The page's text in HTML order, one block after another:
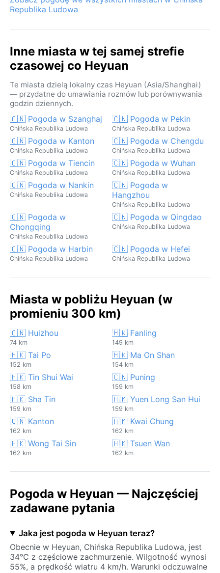
Republika Ludowa
Inne miasta w tej samej strefie
czasowej co Heyuan
Te miasta dzielą lokalny czas Heyuan (Asia/Shanghai)
— przydatne do umawiania rozmów lub porównywania
godzin dziennych.
🇨🇳 Pogoda w Szanghaj
Chińska Republika Ludowa
🇨🇳 Pogoda w Pekin
Chińska Republika Ludowa
🇨🇳 Pogoda w Kanton
Chińska Republika Ludowa
🇨🇳 Pogoda w Chengdu
Chińska Republika Ludowa
🇨🇳 Pogoda w Tiencin
Chińska Republika Ludowa
🇨🇳 Pogoda w Wuhan
Chińska Republika Ludowa
🇨🇳 Pogoda w Nankin
Chińska Republika Ludowa
🇨🇳 Pogoda w
Hangzhou
Chińska Republika Ludowa
🇨🇳 Pogoda w
Chongqing
Chińska Republika Ludowa
🇨🇳 Pogoda w Qingdao
Chińska Republika Ludowa
🇨🇳 Pogoda w Harbin
Chińska Republika Ludowa
🇨🇳 Pogoda w Hefei
Chińska Republika Ludowa
Miasta w pobliżu Heyuan (w
promieniu 300 km)
🇨🇳 Huizhou
74 km
🇭🇰 Fanling
149 km
🇭🇰 Tai Po
152 km
🇭🇰 Ma On Shan
154 km
🇭🇰 Tin Shui Wai
158 km
🇨🇳 Puning
159 km
🇭🇰 Sha Tin
159 km
🇭🇰 Yuen Long San Hui
159 km
🇨🇳 Kanton
162 km
🇭🇰 Kwai Chung
162 km
🇭🇰 Wong Tai Sin
162 km
🇭🇰 Tsuen Wan
162 km
Pogoda w Heyuan — Najczęściej
zadawane pytania
Jaka jest pogoda w Heyuan teraz?
Obecnie w Heyuan, Chińska Republika Ludowa, jest
34°C z częściowe zachmurzenie. Wilgotność wynosi
55%, a prędkość wiatru 4 km/h. Warunki odczuwalne